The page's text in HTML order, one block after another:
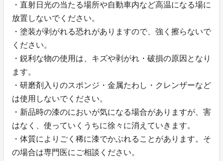
・直射日光の当たる場所や自動車内など高温になる場に
放置しないでください。
・塗装が剥がれる恐れがありますので、強く擦らないで
ください。
・鋭利な物の使用は、キズや剥がれ・破損の原因となり
ます。
・研磨剤入りのスポンジ・金属たわし・クレンザーなど
は使用しないでください。
・新品時の漆のにおいが気になる場合がありますが、害
はなく、使っていくうちに徐々に消えていきます。
・体質によりごく稀に漆でかぶれることがあります。そ
の場合は専門医にご相談ください。